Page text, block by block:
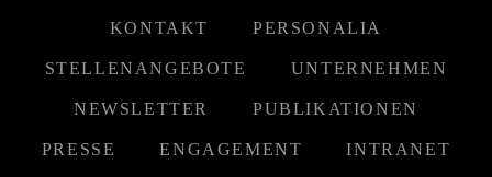
KONTAKT PERSONALIA
STELLENANGEBOTE UNTERNEHMEN
NEWSLETTER PUBLIKATIONEN
PRESSE ENGAGEMENT INTRANET